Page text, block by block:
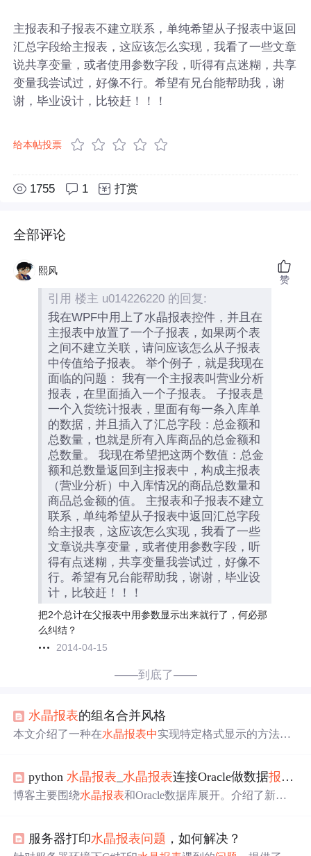
主报表和子报表不建立联系，单纯希望从子报表中返回
汇总字段给主报表，这应该怎么实现，我看了一些文章
说共享变量，或者使用参数字段，听得有点迷糊，共享
变量我尝试过，好像不行。希望有兄台能帮助我，谢
谢，毕业设计，比较赶！！！
给本帖投票
1755 1 打赏
全部评论
熙风
引用 楼主 u014226220 的回复:
我在WPF中用上了水晶报表控件，并且在
主报表中放置了一个子报表，如果两个表
之间不建立关联，请问应该怎么从子报表
中传值给子报表。 举个例子，就是我现在
面临的问题： 我有一个主报表叫营业分析
报表，在里面插入一个子报表。 子报表是
一个入货统计报表，里面有每一条入库单
的数据，并且插入了汇总字段：总金额和
总数量，也就是所有入库商品的总金额和
总数量。 我现在希望把这两个数值：总金
额和总数量返回到主报表中，构成主报表
（营业分析）中入库情况的商品总数量和
商品总金额的值。 主报表和子报表不建立
联系，单纯希望从子报表中返回汇总字段
给主报表，这应该怎么实现，我看了一些
文章说共享变量，或者使用参数字段，听
得有点迷糊，共享变量我尝试过，好像不
行。希望有兄台能帮助我，谢谢，毕业设
计，比较赶！！！
把2个总计在父报表中用参数显示出来就行了，何必那
么纠结？
2014-04-15
赞
——到底了——
水晶报表的组名合并风格
本文介绍了一种在水晶报表中实现特定格式显示的方法，
况。python水晶报表 _水晶报表连接Oracle做数据报表
博客主要围绕水晶报表和Oracle数据库展开。介绍了新建
报表参数字段及.Net端代码，同时包含MS SQL到Oracle数
服务器打印水晶报表问题 ，如何解决？